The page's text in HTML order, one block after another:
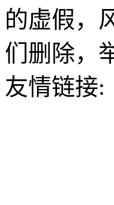
的虚假，
们删除，
友情链接: